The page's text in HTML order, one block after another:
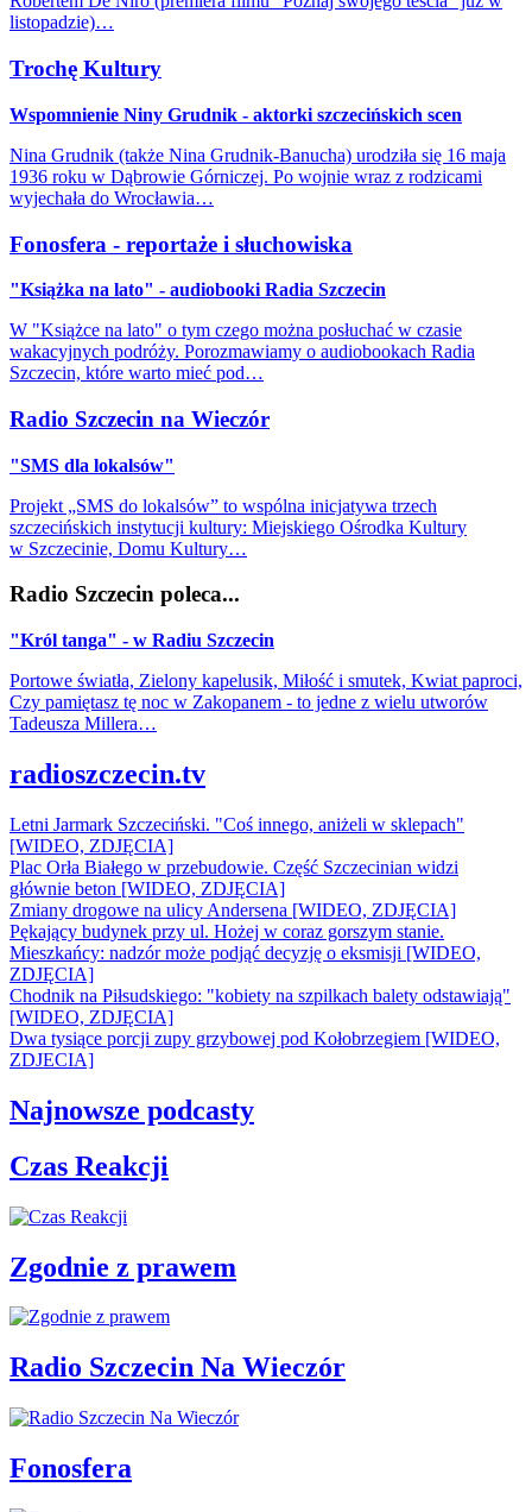
listopadzie)…
Trochę Kultury
Wspomnienie Niny Grudnik - aktorki szczecińskich scen
Nina Grudnik (także Nina Grudnik-Banucha) urodziła się 16 maja
1936 roku w Dąbrowie Górniczej. Po wojnie wraz z rodzicami
wyjechała do Wrocławia…
Fonosfera - reportaże i słuchowiska
"Książka na lato" - audiobooki Radia Szczecin
W "Książce na lato" o tym czego można posłuchać w czasie
wakacyjnych podróży. Porozmawiamy o audiobookach Radia
Szczecin, które warto mieć pod…
Radio Szczecin na Wieczór
"SMS dla lokalsów"
Projekt „SMS do lokalsów” to wspólna inicjatywa trzech
szczecińskich instytucji kultury: Miejskiego Ośrodka Kultury
w Szczecinie, Domu Kultury…
Radio Szczecin poleca...
"Król tanga" - w Radiu Szczecin
Portowe światła, Zielony kapelusik, Miłość i smutek, Kwiat paproci,
Czy pamiętasz tę noc w Zakopanem - to jedne z wielu utworów
Tadeusza Millera…
radioszczecin.tv
Letni Jarmark Szczeciński. "Coś innego, aniżeli w sklepach"
[WIDEO, ZDJĘCIA]
Plac Orła Białego w przebudowie. Część Szczecinian widzi
głównie beton [WIDEO, ZDJĘCIA]
Zmiany drogowe na ulicy Andersena [WIDEO, ZDJĘCIA]
Pękający budynek przy ul. Hożej w coraz gorszym stanie.
Mieszkańcy: nadzór może podjąć decyzję o eksmisji [WIDEO,
ZDJĘCIA]
Chodnik na Piłsudskiego: "kobiety na szpilkach balety odstawiają"
[WIDEO, ZDJĘCIA]
Dwa tysiące porcji zupy grzybowej pod Kołobrzegiem [WIDEO,
ZDJECIA]
Najnowsze podcasty
Czas Reakcji
Zgodnie z prawem
Radio Szczecin Na Wieczór
Fonosfera